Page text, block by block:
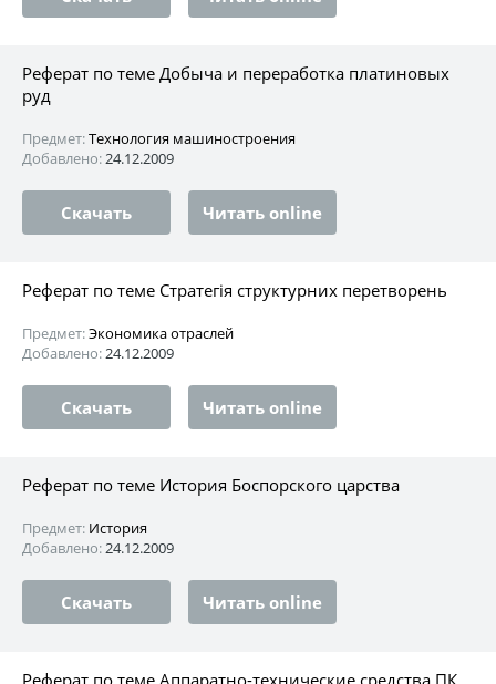
Реферат по теме Добыча и переработка платиновых
руд
Предмет:Технология машиностроения
Добавлено:24.12.2009
Скачать Читать online
Реферат по теме Стратегія структурних перетворень
Предмет:Экономика отраслей
Добавлено:24.12.2009
Скачать Читать online
Реферат по теме История Боспорского царства
Предмет: История
Добавлено:24.12.2009
Скачать Читать online
Реферат по теме Аппаратно-технические средства ПК